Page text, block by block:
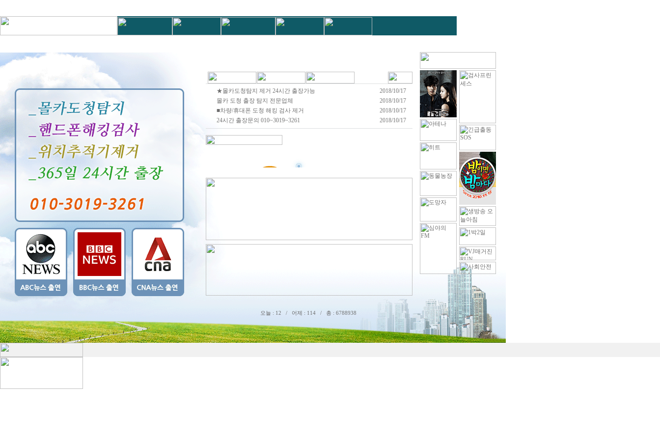
★몰카도청탐지 제거 24시간 출장가능
2018/10/17
몰카 도청 출장 탐지 전문업체
2018/10/17
■차량/휴대폰 도청 해킹 검사 제거
2018/10/17
24시간 출장문의 010~3019~3261
2018/10/17
오늘 : 12 / 어제 : 114 / 총 : 6788938